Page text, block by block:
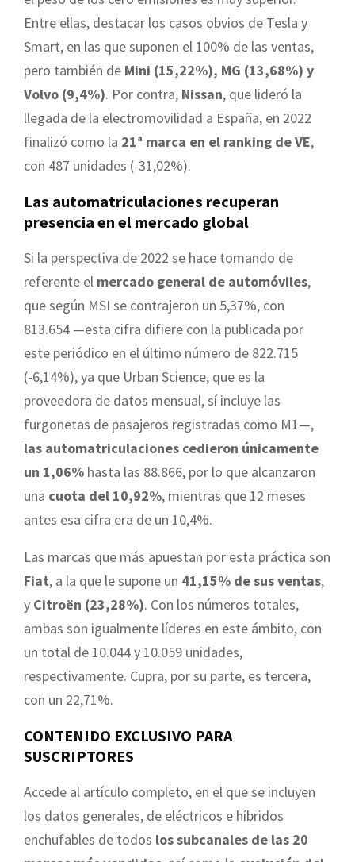
Entre ellas, destacar los casos obvios de Tesla y
Smart, en las que suponen el 100% de las ventas,
pero también de Mini (15,22%), MG (13,68%) y
Volvo (9,4%). Por contra, Nissan, que lideró la
llegada de la electromovilidad a España, en 2022
finalizó como la 21ª marca en el ranking de VE,
con 487 unidades (-31,02%).
Las automatriculaciones recuperan
presencia en el mercado global
Si la perspectiva de 2022 se hace tomando de
referente el mercado general de automóviles,
que según MSI se contrajeron un 5,37%, con
813.654 —esta cifra difiere con la publicada por
este periódico en el último número de 822.715
(-6,14%), ya que Urban Science, que es la
proveedora de datos mensual, sí incluye las
furgonetas de pasajeros registradas como M1—,
las automatriculaciones cedieron únicamente
un 1,06% hasta las 88.866, por lo que alcanzaron
una cuota del 10,92%, mientras que 12 meses
antes esa cifra era de un 10,4%.
Las marcas que más apuestan por esta práctica son
Fiat, a la que le supone un 41,15% de sus ventas,
y Citroën (23,28%). Con los números totales,
ambas son igualmente líderes en este ámbito, con
un total de 10.044 y 10.059 unidades,
respectivamente. Cupra, por su parte, es tercera,
con un 22,71%.
CONTENIDO EXCLUSIVO PARA
SUSCRIPTORES
Accede al artículo completo, en el que se incluyen
los datos generales, de eléctricos e híbridos
enchufables de todos los subcanales de las 20